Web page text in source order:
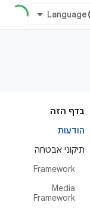
בדף הזה
הודעות
תיקוני אבטחה
Framework
Media
Framework